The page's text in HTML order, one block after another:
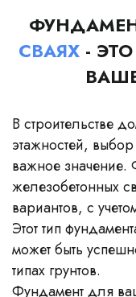
СВАЯХ -
В строительстве
этажностей,
важное значение.
железобетонных
вариантов, с
Этот тип
может быть
типах грунтов.
Фундамент для